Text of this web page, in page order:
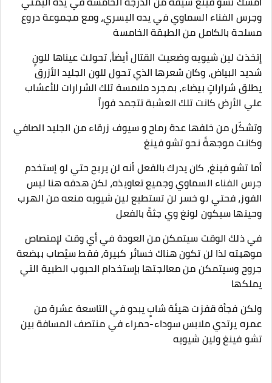
وجرس الفناء السماوي في يده اليسري، ومع مجموعة دروع
مسلحة بالكامل من الطبقة الخامسة
إتخذت لين شيويه وضعيت القتال أيضاً، تحولت عيناها للونٍ
شديد البياض، وكان شعرها الذي تحول للون الجليد الأزرق
يطلق شراراتٍ بيضاء، بمجرد ملامسة تلك الشرارات للأعشاب
علي الأرض كانت تلك العشبة تتجمد فوراً
وتشكّل من خلفها عدة رماح و سيوف زرقاء من الجليد الصافي
وكانت موجهةً نحو تشو فينغ
أما تشو فينغ، كان يدرك بالفعل أنه لن يربح حتي لو إستخدم
جرس الفناء السماوي وجميع تعاويذه، لكن هدفه هنا ليس
الفوز، فحتي لو خسر لن تستطيع لين شيويه منعه من الهرب
وحينها سيكون لونغ وي جثةً بالفعل
في ذلك الوقت سيتمكن من العودة في أي وقت لإمتصاص
موهبته لذا لن تكون هناك خسائر كبيرة، فقط سيُصاب ببضعة
جروح وسيتمكن من معالجتها بإستخدام الحبوب الطبية التي
يملكها
ولكن فجأة قفزت هيئة شابٍ يبدو في التاسعة عشرة من
عمره يرتدي ملابس سوداء-حمراء في منتصف المسافة بين
تشو فينغ ولين شيويه